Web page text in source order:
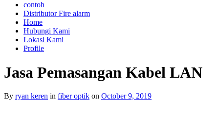
contoh
Distributor Fire alarm
Home
Hubungi Kami
Lokasi Kami
Profile
Jasa Pemasangan Kabel LAN
By ryan keren in fiber optik on October 9, 2019